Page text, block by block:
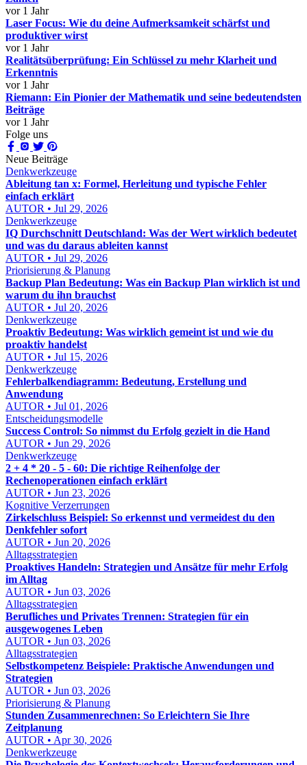
vor 1 Jahr
Laser Focus: Wie du deine Aufmerksamkeit schärfst und
produktiver wirst
vor 1 Jahr
Realitätsüberprüfung: Ein Schlüssel zu mehr Klarheit und
Erkenntnis
vor 1 Jahr
Riemann: Ein Pionier der Mathematik und seine bedeutendsten
Beiträge
vor 1 Jahr
Folge uns
Neue Beiträge
Denkwerkzeuge
Ableitung tan x: Formel, Herleitung und typische Fehler
einfach erklärt
AUTOR • Jul 29, 2026
Denkwerkzeuge
IQ Durchschnitt Deutschland: Was der Wert wirklich bedeutet
und was du daraus ableiten kannst
AUTOR • Jul 29, 2026
Priorisierung & Planung
Backup Plan Bedeutung: Was ein Backup Plan wirklich ist und
warum du ihn brauchst
AUTOR • Jul 20, 2026
Denkwerkzeuge
Proaktiv Bedeutung: Was wirklich gemeint ist und wie du
proaktiv handelst
AUTOR • Jul 15, 2026
Denkwerkzeuge
Fehlerbalkendiagramm: Bedeutung, Erstellung und
Anwendung
AUTOR • Jul 01, 2026
Entscheidungsmodelle
Success Control: So nimmst du Erfolg gezielt in die Hand
AUTOR • Jun 29, 2026
Denkwerkzeuge
2 + 4 * 20 - 5 - 60: Die richtige Reihenfolge der
Rechenoperationen einfach erklärt
AUTOR • Jun 23, 2026
Kognitive Verzerrungen
Zirkelschluss Beispiel: So erkennst und vermeidest du den
Denkfehler sofort
AUTOR • Jun 20, 2026
Alltagsstrategien
Proaktives Handeln: Strategien und Ansätze für mehr Erfolg
im Alltag
AUTOR • Jun 03, 2026
Alltagsstrategien
Berufliches und Privates Trennen: Strategien für ein
ausgewogenes Leben
AUTOR • Jun 03, 2026
Alltagsstrategien
Selbstkompetenz Beispiele: Praktische Anwendungen und
Strategien
AUTOR • Jun 03, 2026
Priorisierung & Planung
Stunden Zusammenrechnen: So Erleichtern Sie Ihre
Zeitplanung
AUTOR • Apr 30, 2026
Denkwerkzeuge